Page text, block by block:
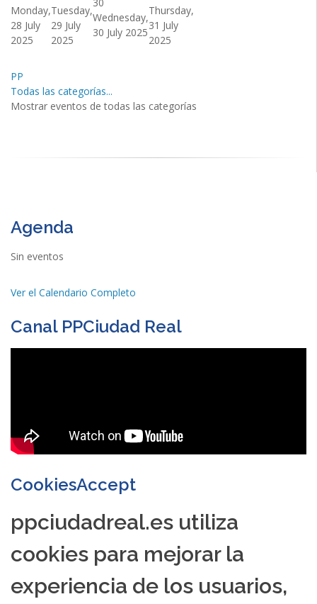
Monday,
28 July
2025
Tuesday,
29 July
2025
Wednesday,
30 July 2025
Thursday,
31 July
2025
PP
Todas las categorías...
Mostrar eventos de todas las categorías
Agenda
Sin eventos
Ver el Calendario Completo
Canal PPCiudad Real
CookiesAccept
ppciudadreal.es utiliza
cookies para mejorar la
experiencia de los usuarios,